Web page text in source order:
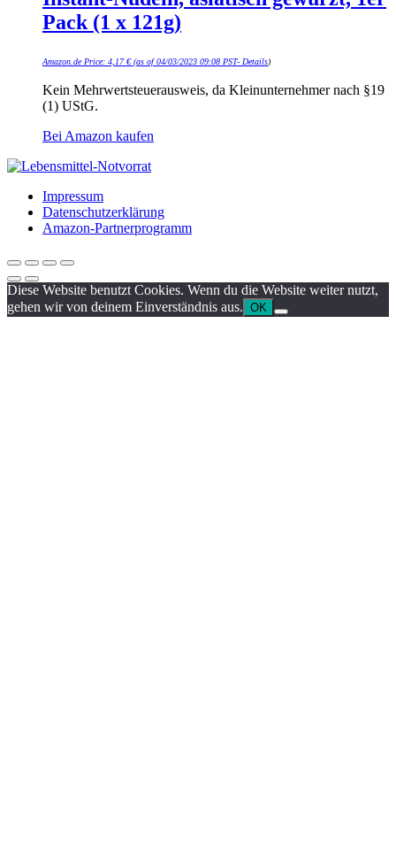
Pack (1 x 121g)
Amazon.de Price: 4,17€(as of 04/03/2023 09:08 PST- Details)
Kein Mehrwertsteuerausweis, da Kleinunternehmer nach §19
(1) UStG.
Bei Amazon kaufen
Impressum
Datenschutzerklärung
Amazon-Partnerprogramm
Diese Website benutzt Cookies. Wenn du die Website weiter nutzt,
gehen wir von deinem Einverständnis aus. OK